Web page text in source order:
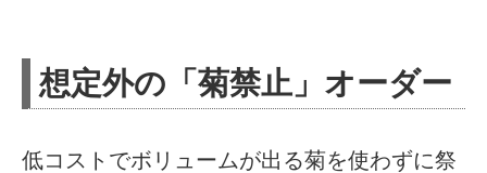
想定外の「菊禁止」オーダー
低コストでボリュームが出る菊を使わずに祭